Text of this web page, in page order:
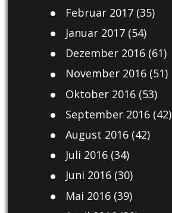
Februar 2017(35)
Januar 2017(54)
Dezember 2016(61)
November 2016(51)
Oktober 2016(53)
September 2016(42)
August 2016(42)
Juli 2016(34)
Juni 2016(30)
Mai 2016(39)